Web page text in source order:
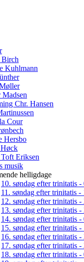
Birch
Kuhlmann
Madsen
Chr. Hansen
Cour
Hersbo
Toft Eriksen
musik
helligdage
10. søndag efter trinitatis -
11. søndag efter trinitatis -
12. søndag efter trinitatis -
13. søndag efter trinitatis -
14. søndag efter trinitatis -
15. søndag efter trinitatis -
16. søndag efter trinitatis -
17. søndag efter trinitatis -
18. søndag efter trinitatis -